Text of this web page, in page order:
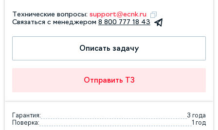
Технические вопросы: support@ecnk.ru
Связаться с менеджером 8 800 777 18 43
Описать задачу
Отправить ТЗ
Гарантия:
3 года
Поверка:
1 год